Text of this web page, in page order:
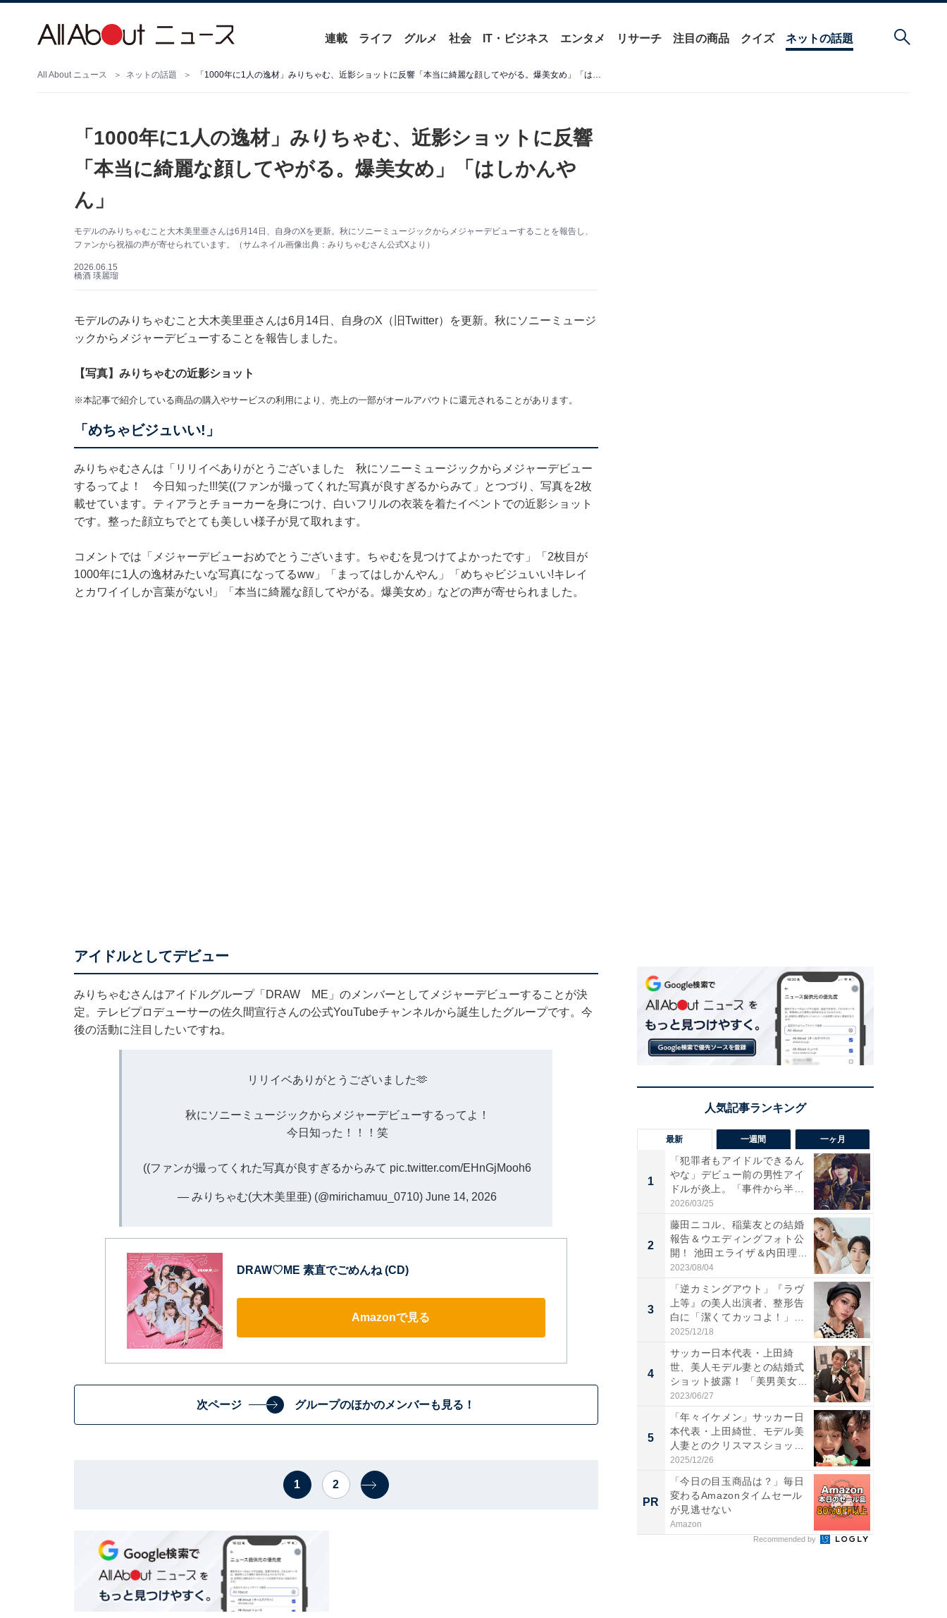
連載 ライフ グルメ 社会 IT・ビジネス エンタメ リサーチ 注目の商品 クイズ ネットの話題
All About ニュース ネットの話題 「1000年に1人の逸材」みりちゃむ、近影ショットに反響「本当に綺麗な顔してやがる。爆美女め」「はしかんやん」
「1000年に1人の逸材」みりちゃむ、近影ショットに反響
「本当に綺麗な顔してやがる。爆美女め」「はしかんや
ん」
モデルのみりちゃむこと大木美里亜さんは6月14日、自身のXを更新。秋にソニーミュージックからメジャーデビューすることを報告し、
ファンから祝福の声が寄せられています。（サムネイル画像出典：みりちゃむさん公式Xより）
2026.06.15
橋酒 瑛麗瑠
モデルのみりちゃむこと大木美里亜さんは6月14日、自身のX（旧Twitter）を更新。秋にソニーミュージ
ックからメジャーデビューすることを報告しました。
【写真】みりちゃむの近影ショット
※本記事で紹介している商品の購入やサービスの利用により、売上の一部がオールアバウトに還元されることがあります。
「めちゃビジュいい!」
みりちゃむさんは「リリイベありがとうございました 秋にソニーミュージックからメジャーデビュー
するってよ！ 今日知った!!!笑((ファンが撮ってくれた写真が良すぎるからみて」とつづり、写真を2枚
載せています。ティアラとチョーカーを身につけ、白いフリルの衣装を着たイベントでの近影ショット
です。整った顔立ちでとても美しい様子が見て取れます。
コメントでは「メジャーデビューおめでとうございます。ちゃむを見つけてよかったです」「2枚目が
1000年に1人の逸材みたいな写真になってるww」「まってはしかんやん」「めちゃビジュいい!キレイ
とカワイイしか言葉がない!」「本当に綺麗な顔してやがる。爆美女め」などの声が寄せられました。
アイドルとしてデビュー
みりちゃむさんはアイドルグループ「DRAW ME」のメンバーとしてメジャーデビューすることが決
定。テレビプロデューサーの佐久間宣行さんの公式YouTubeチャンネルから誕生したグループです。今
後の活動に注目したいですね。
リリイベありがとうございました🫶
秋にソニーミュージックからメジャーデビューするってよ！
今日知った！！！笑
((ファンが撮ってくれた写真が良すぎるからみて pic.twitter.com/EHnGjMooh6
— みりちゃむ(大木美里亜) (@mirichamuu_0710) June 14, 2026
DRAW♡ME 素直でごめんね (CD)
Amazonで見る
次ページ グループのほかのメンバーも見る！
1 2
最新 一週間 一ヶ月
1
「犯罪者もアイドルできるん
やな」デビュー前の男性アイ
ドルが炎上。「事件から半年
も...
2026/03/25
2
藤田ニコル、稲葉友との結婚
報告＆ウエディングフォト公
開！ 池田エライザ＆内田理
央...
2023/08/04
3
「逆カミングアウト」『ラヴ
上等』の美人出演者、整形告
白に「潔くてカッコよ！」
「好...
2025/12/18
4
サッカー日本代表・上田綺
世、美人モデル妻との結婚式
ショット披露！ 「美男美女」
「...
2023/06/27
5
「年々イケメン」サッカー日
本代表・上田綺世、モデル美
人妻とのクリスマスショット
に...
2025/12/26
PR
「今日の目玉商品は？」毎日
変わるAmazonタイムセール
が見逃せない
Amazon
Recommended by